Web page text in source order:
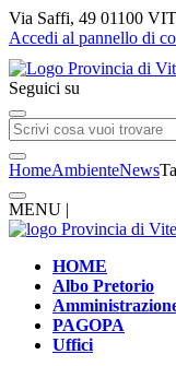
Via Saffi, 49 01100
Accedi al pannello di
Seguici su
HomeAmbienteNews
MENU |
HOME
Albo Pretorio
PAGOPA
Uffici